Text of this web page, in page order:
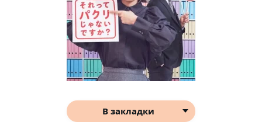
В закладки